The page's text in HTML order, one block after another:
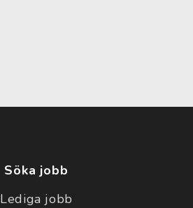
Söka jobb
Lediga jobb